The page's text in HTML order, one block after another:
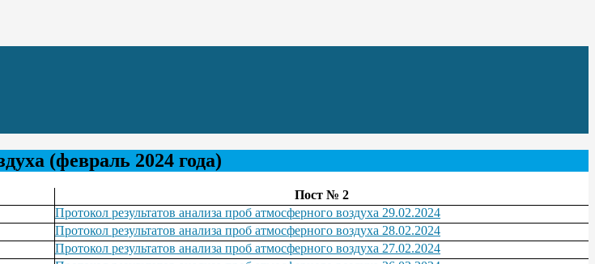
(февраль 2024 года)
Пост № 2
Протокол результатов анализа проб атмосферного воздуха 29.02.2024
Протокол результатов анализа проб атмосферного воздуха 28.02.2024
Протокол результатов анализа проб атмосферного воздуха 27.02.2024